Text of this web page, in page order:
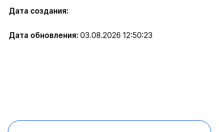
Дата создания:
Дата обновления: 03.08.2026 12:50:23